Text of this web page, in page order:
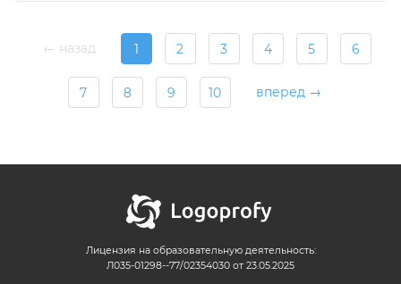
← назад 1 2 3 4 5 6
7 8 9 10 вперед →
Лицензия на образовательную деятельность:
Л035-01298--77/02354030 от 23.05.2025